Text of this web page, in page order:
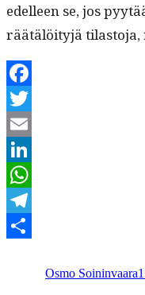
edelleen se, jos
räätälöi­tyjä tilas­to­ja,
Facebook
Twitter
Email
LinkedIn
WhatsApp
Telegram
Osmo Soininvaara